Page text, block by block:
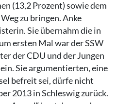
(13,2 Prozent) sowie dem
zu bringen. Anke
Sie übernahm die in
ersten Mal war der SSW
der CDU und der Jungen
Sie argumentierten, eine
befreit sei, dürfe nicht
2013 in Schleswig zurück.